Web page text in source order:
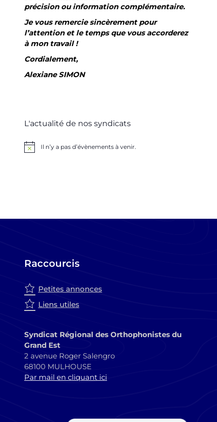
précision ou information complémentaire.
Je vous remercie sincèrement pour
l’attention et le temps que vous accorderez
à mon travail !
Cordialement,
Alexiane SIMON
L'actualité de nos syndicats
NoticeIl n’y a pas d’évènements à venir.
Raccourcis
Petites annonces
Liens utiles
Syndicat Régional des Orthophonistes du
Grand Est
2 avenue Roger Salengro
68100 MULHOUSE
Par mail en cliquant ici